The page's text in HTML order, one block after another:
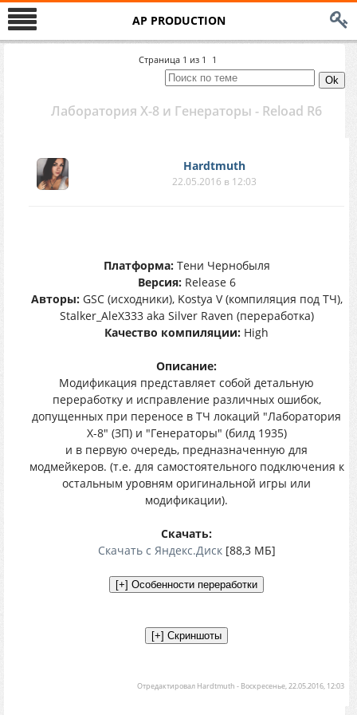
AP PRODUCTION
Страница 1 из 1 1
Лаборатория Х-8 и Генераторы - Reload R6
Hardtmuth
22.05.2016 в 12:03
Платформа: Тени Чернобыля
Версия: Release 6
Авторы:GSC (исходники), Kostya V (компиляция под ТЧ),
Stalker_AleX333 aka Silver Raven (переработка)
Качество компиляции: High
Описание:
Модификация представляет собой детальную
переработку и исправление различных ошибок,
допущенных при переносе в ТЧ локаций "Лаборатория
Х-8" (ЗП) и "Генераторы" (билд 1935)
и в первую очередь, предназначенную для
модмейкеров. (т.е. для самостоятельного подключения к
остальным уровням оригинальной игры или
модификации).
Скачать:
Скачать с Яндекс.Диск[88,3 МБ]
Отредактировал Hardtmuth - Воскресенье, 22.05.2016, 12:03